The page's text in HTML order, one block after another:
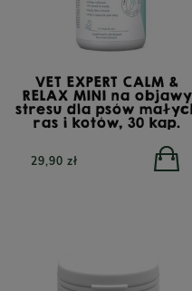
VET EXPERT CALM &
RELAX MINI na objawy
stresu dla psów
ras i kotów, 30 kap.
29,90 zł